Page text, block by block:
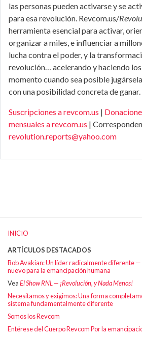
las personas pueden activarse y se
para esa revolución. Revcom.us/
herramienta esencial para activar,
organizar a miles, e influenciar a
lucha contra el poder, y la
revolución… acelerando y haciendo
momento cuando sea posible
con una posibilidad concreta de ganar.
Suscripciones a revcom.us |
mensuales a revcom.us |
revolution.reports@yahoo.com
INICIO
ARTÍCULOS DESTACADOS
Bob Avakian: Un líder radicalmente diferente
nuevo para la emancipación humana
VeaEl Show RNL — ¡Revolución, y Nada Menos!
Necesitamos y exigimos: Una forma
sistema fundamentalmente diferente
Somos los Revcom
Entérese del Cuerpo Revcom Por la